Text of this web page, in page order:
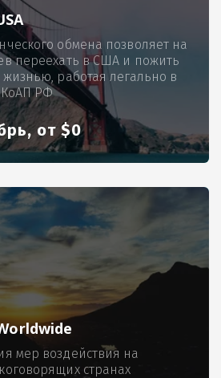
обмена позволяет на
переехать в США и пожить
жизнью, работая легально в
РФ
от $0
мер воздействия на
странах